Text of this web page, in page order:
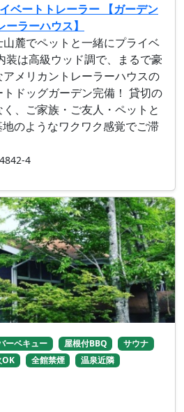
ベートトレーラー 【ガーデン
ラーハウス】
麓でペットと一緒にプライベ
装は高級ウッド調で、まるで豪
メリカントレーラーハウスの
ドッグガーデン完備！ 貸切の
、ご家族・ご友人・ペットと
のようなワクワク感覚でご滞
4
ーベキュー 屋根付BBQ
サウナ
OK 全館禁煙
温泉近隣